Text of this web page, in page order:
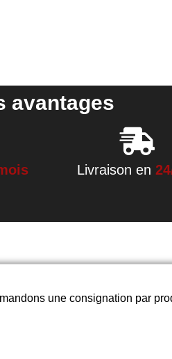
avantages
Livraison en
une consignation par